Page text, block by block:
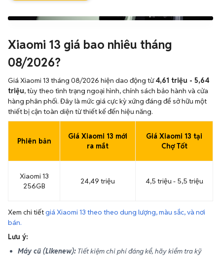
Xiaomi 13 giá bao nhiêu tháng
08/2026?
Giá Xiaomi 13 tháng 08/2026 hiện dao động từ4,61 triệu - 5,64
triệu, tùy theo tình trạng ngoại hình, chính sách bảo hành và cửa
hàng phân phối. Đây là mức giá cực kỳ xứng đáng để sở hữu một
thiết bị cận toàn diện từ thiết kế đến hiệu năng.
Phiên bản
Giá Xiaomi 13 mới
ra mắt
Giá Xiaomi 13 tại
Chợ Tốt
Xiaomi 13
256GB
24,49 triệu 4,5 triệu - 5,5 triệu
Xem chi tiếtgiá Xiaomi 13 theo theo dung lượng, màu sắc, và nơi
bán.
Lưu ý:
Máy cũ (Likenew): Tiết kiệm chi phí đáng kể, hãy kiểm tra kỹ